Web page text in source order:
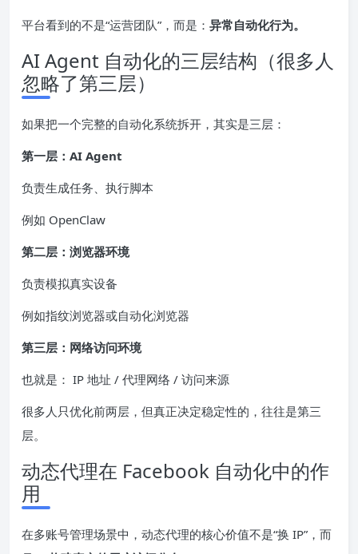
平台看到的不是“运营团队”，而是： 异常自动化行为。
AI Agent 自动化的三层结构（很多人
忽略了第三层）
如果把一个完整的自动化系统拆开，其实是三层：
第一层：AI Agent
负责生成任务、执行脚本
例如 OpenClaw
第二层：浏览器环境
负责模拟真实设备
例如指纹浏览器或自动化浏览器
第三层：网络访问环境
也就是： IP 地址 / 代理网络 / 访问来源
很多人只优化前两层，但真正决定稳定性的，往往是第三
层。
动态代理在 Facebook 自动化中的作
用
在多账号管理场景中，动态代理的核心价值不是“换 IP”，而